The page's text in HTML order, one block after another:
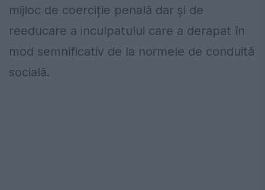
mijloc de coerciție penală dar și de
reeducare a inculpatului care a derapat în
mod semnificativ de la normele de conduită
socială.